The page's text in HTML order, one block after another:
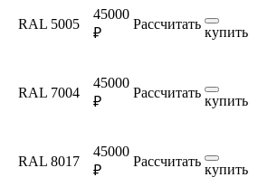
RAL 5005
45000
₽
Рассчитать
купить
RAL 7004
45000
₽
Рассчитать
купить
RAL 8017
45000
₽
Рассчитать
купить